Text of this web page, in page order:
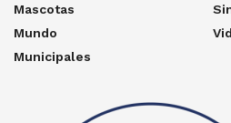
Mascotas
Mundo
Municipales